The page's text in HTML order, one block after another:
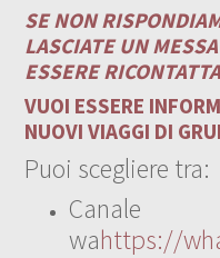
SE NON
LASCIATE UN
ESSERE
VUOI ESSERE
NUOVI VIAGGI DI
Puoi scegliere tra:
Canale
wahttps://